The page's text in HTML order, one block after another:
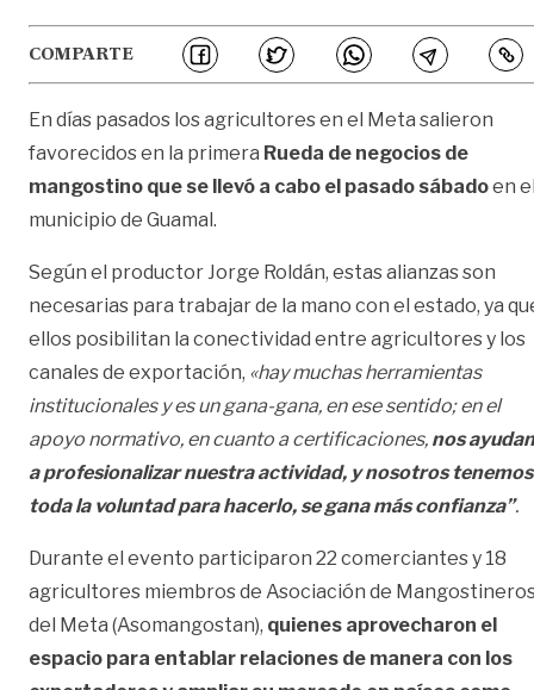
COMPARTE
En días pasados los agricultores en el Meta salieron
favorecidos en la primera Rueda de negocios de
mangostino que se llevó a cabo el pasado sábadoen
municipio de Guamal.
Según el productor Jorge Roldán, estas alianzas son
necesarias para trabajar de la mano con el estado, ya
ellos posibilitan la conectividad entre agricultores y los
canales de exportación, «hay muchas herramientas
institucionales y es un gana-gana, en ese sentido; en el
apoyo normativo, en cuanto a certificaciones, nos ayudan
a profesionalizar nuestra actividad, y nosotros tenemos
toda la voluntad para hacerlo, se gana más confianza”.
Durante el evento participaron 22 comerciantes y 18
agricultores miembros de Asociación de
del Meta (Asomangostan), quienes aprovecharon el
espacio para entablar relaciones de manera con los